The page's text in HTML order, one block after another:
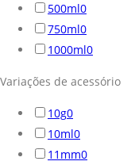
500ml0
750ml0
1000ml0
Variações de acessório
10g0
10ml0
11mm0